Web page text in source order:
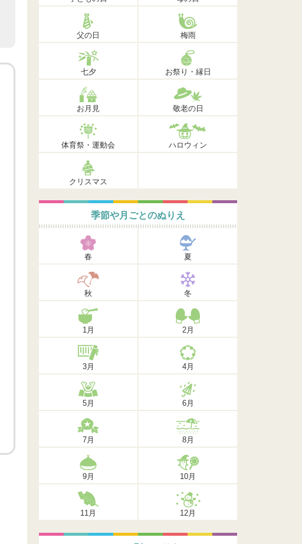
父の日 梅雨
七夕 お祭り・縁日
お月見 敬老の日
体育祭・運動会 ハロウィン
クリスマス
季節や月ごとのぬりえ
春 夏
秋 冬
1月 2月
3月 4月
5月 6月
7月 8月
9月 10月
11月 12月